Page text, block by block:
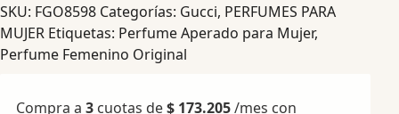
SKU: FGO8598 Categorías: Gucci, PERFUMES PARA
MUJER Etiquetas: Perfume Aperado para Mujer,
Perfume Femenino Original
Compra a 3 cuotas de$ 173.205/mes con